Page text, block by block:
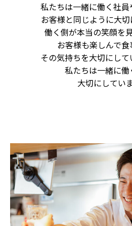
私たちは一緒に働く社
お客様と同じように大切
働く側が本当の笑顔を
お客様も楽しんで
その気持ちを大切にして
私たちは一緒に働
大切にしていま